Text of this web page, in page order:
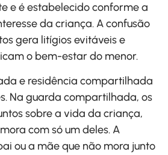
e é estabelecido conforme a
da criança. A confusão
gera litígios evitáveis e
o bem-estar do menor.
e residência compartilhada
Na guarda compartilhada, os
sobre a vida da criança,
com só um deles. A
ou a mãe que não mora junto